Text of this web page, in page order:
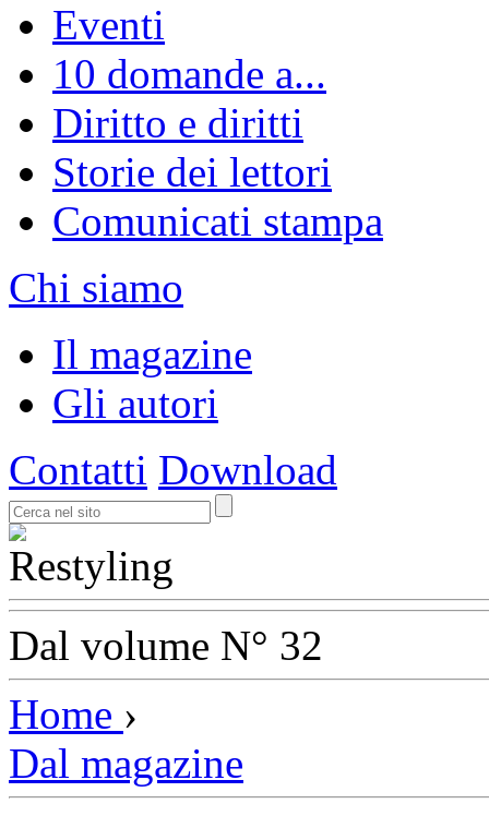
Eventi
10 domande a...
Diritto e diritti
Storie dei lettori
Comunicati stampa
Chi siamo
Il magazine
Gli autori
Contatti Download
Dal volume N° 32
Home ›
Dal magazine